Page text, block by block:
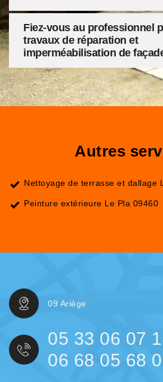
Fiez-vous au professionnel
travaux de réparation et
imperméabilisation de
Autres
Nettoyage de terrasse et dallage
Peinture extérieure Le Pla 09460
09 Ariège
05 33 06 07
06 68 05 68